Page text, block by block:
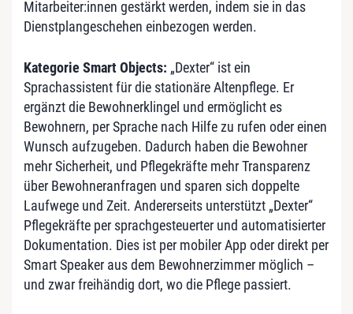
Mitarbeiter:innen gestärkt werden, indem sie in das
Dienstplangeschehen einbezogen werden.
Kategorie Smart Objects: „Dexter“ ist ein
Sprachassistent für die stationäre Altenpflege. Er
ergänzt die Bewohnerklingel und ermöglicht es
Bewohnern, per Sprache nach Hilfe zu rufen oder einen
Wunsch aufzugeben. Dadurch haben die Bewohner
mehr Sicherheit, und Pflegekräfte mehr Transparenz
über Bewohneranfragen und sparen sich doppelte
Laufwege und Zeit. Andererseits unterstützt „Dexter“
Pflegekräfte per sprachgesteuerter und automatisierter
Dokumentation. Dies ist per mobiler App oder direkt per
Smart Speaker aus dem Bewohnerzimmer möglich –
und zwar freihändig dort, wo die Pflege passiert.